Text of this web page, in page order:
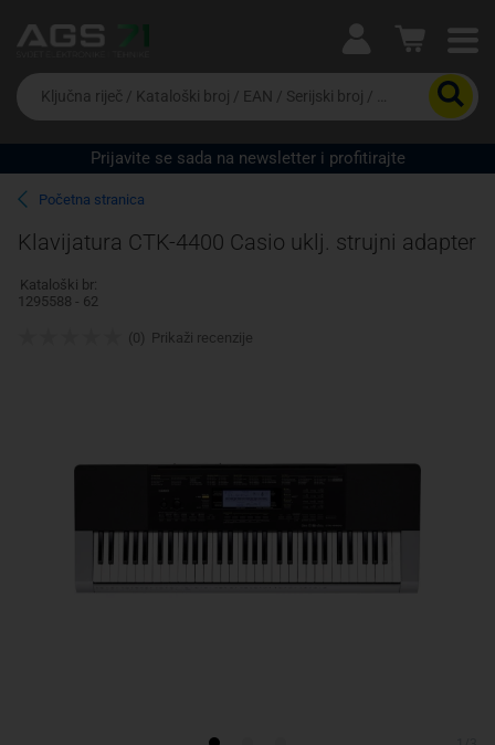
Ova postavka prilagođava asortiman proizvoda i
cijene vašim potrebama.
Da
biste
potražili
proizvod,
unesite
ključnu
riječ,
kataloški
broj,
EAN
ili
Prijavite se sada na newsletter i profitirajte
Početna stranica
Klavijatura CTK-4400 Casio uklj. strujni adapter
Kataloški br:
1295588 - 62
(0) Prikaži recenzije